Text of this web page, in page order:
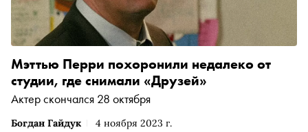
Богдан Гайдук 4 ноября 2023 г.
Мэттью Перри похоронили недалеко от
студии, где снимали «Друзей»
Актер скончался 28 октября